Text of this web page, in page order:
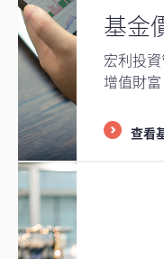
基金
宏利投
增值財富
查看